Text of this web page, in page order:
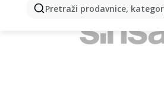
Pretraži prodavnice,